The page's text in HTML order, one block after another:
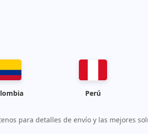
Perú
para detalles de envío y las mejores